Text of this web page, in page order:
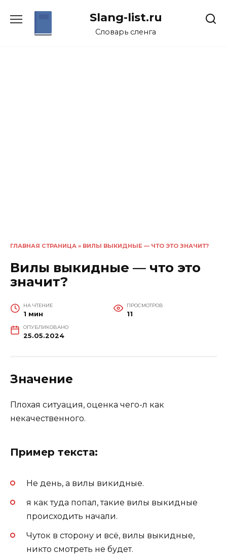
Slang-list.ru
Словарь сленга
ГЛАВНАЯ СТРАНИЦА » ВИЛЫ ВЫКИДНЫЕ — ЧТО ЭТО ЗНАЧИТ?
Вилы выкидные — что это
значит?
НА ЧТЕНИЕ
1 мин
ПРОСМОТРОВ
11
ОПУБЛИКОВАНО
25.05.2024
Значение
Плохая ситуация, оценка чего-л как
некачественного.
Пример текста:
Не день, а вилы викидные.
я как туда попал, такие вилы выкидные
происходить начали.
Чуток в сторону и всё, вилы выкидные,
никто смотреть не будет.